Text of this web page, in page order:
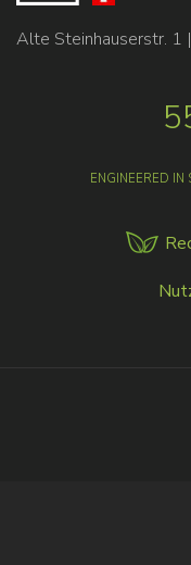
Alte Steinhauserstr. 1
ENGINEERED IN